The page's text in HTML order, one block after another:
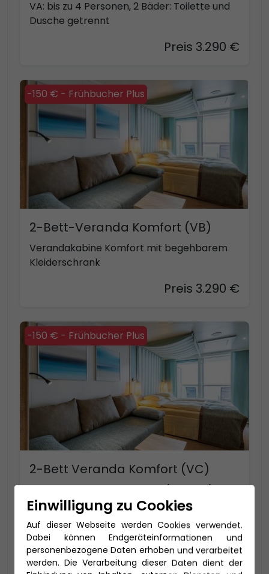
VA: bis zu 4 Personen, 2 Bäder: Toilette und
Dusche getrennt
Preis 3.290 €
-150 € - Frühbucher Plus
2-Bett-Veranda Komfort (VB)
Verandakabine Komfort mit begehbarem
Kleiderschrank
Preis 3.290 €
-150 € - Frühbucher Plus
2-Bett Veranda Komfort (VC)
24-37 qm, inklusive Veranda (4-16 qm)
VC: bis zu 4 Personen mit extra viel Platz
Preis 3.290 €
Einwilligung zu Cookies
Auf dieser Webseite werden Cookies verwendet.
Dabei können Endgeräteinformationen und
personenbezogene Daten erhoben und verarbeitet
werden. Die Verarbeitung dieser Daten dient der